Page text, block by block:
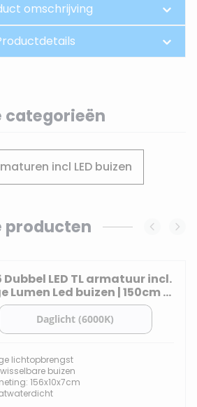
omschrijving
categorieën
incl LED buizen
elements of the carousel is
producten
Dubbel LED TL armatuur incl.
Lumen Led buizen | 150cm -
lichtopbrengst
buizen
156x10x7cm